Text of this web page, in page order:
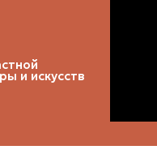
и искусств